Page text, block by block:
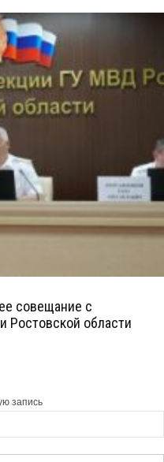
совещание с
Ростовской области
запись